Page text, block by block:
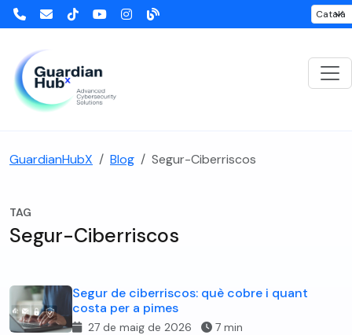
GuardianHubX Blog Segur-Ciberriscos
TAG
Segur-Ciberriscos
Segur de ciberriscos: què cobre i quant
costa per a pimes
27 de maig de 2026 7 min